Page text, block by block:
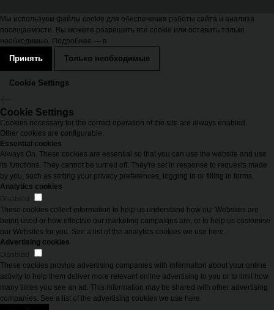
Мы используем файлы cookie для обеспечения работы сайта и анализа
посещаемости. Вы можете разрешить все cookie или оставить только
необходимые. Подробнее — в
Принять Только необходимые
Cookie Settings
Cookie Settings
Cookies necessary for the correct operation of the site are always enabled.
Other cookies are configurable.
Essential cookies
Always On. These cookies are essential so that you can use the website and use
its functions. They cannot be turned off. They're set in response to requests made
by you, such as setting your privacy preferences, logging in or filling in forms.
Analytics cookies
Disabled
These cookies collect information to help us understand how our Websites are
being used or how effective our marketing campaigns are, or to help us customise
our Websites for you. See a list of the analytics cookies we use here.
Advertising cookies
Disabled
These cookies provide advertising companies with information about your online
activity to help them deliver more relevant online advertising to you or to limit how
many times you see an ad. This information may be shared with other advertising
companies. See a list of the advertising cookies we use here.